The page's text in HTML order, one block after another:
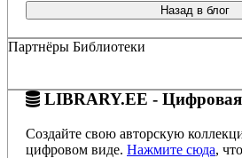
Назад в блог
Партнёры Библиотеки
LIBRARY.EE -
Создайте свою авторскую
цифровом виде. Нажмите сюда,